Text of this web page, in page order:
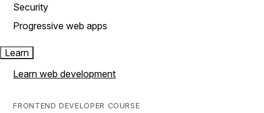
Security
Progressive web apps
Learn
Learn web development
FRONTEND DEVELOPER COURSE